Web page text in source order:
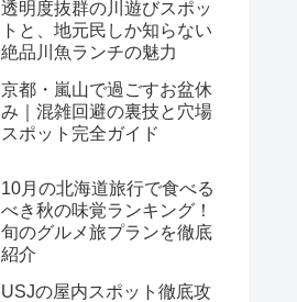
透明度抜群の川遊びスポッ
トと、地元民しか知らない
絶品川魚ランチの魅力
京都・嵐山で過ごすお盆休
み｜混雑回避の裏技と穴場
スポット完全ガイド
10月の北海道旅行で食べる
べき秋の味覚ランキング！
旬のグルメ旅プランを徹底
紹介
USJの屋内スポット徹底攻